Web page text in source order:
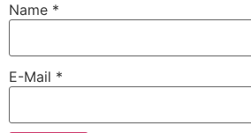
Name *
E-Mail *